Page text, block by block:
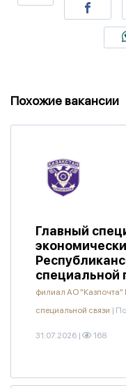
Похожие вакансии
Главный
специальной
филиал АО "Казпочта"
специальной связи |
31.07.2026 | 168